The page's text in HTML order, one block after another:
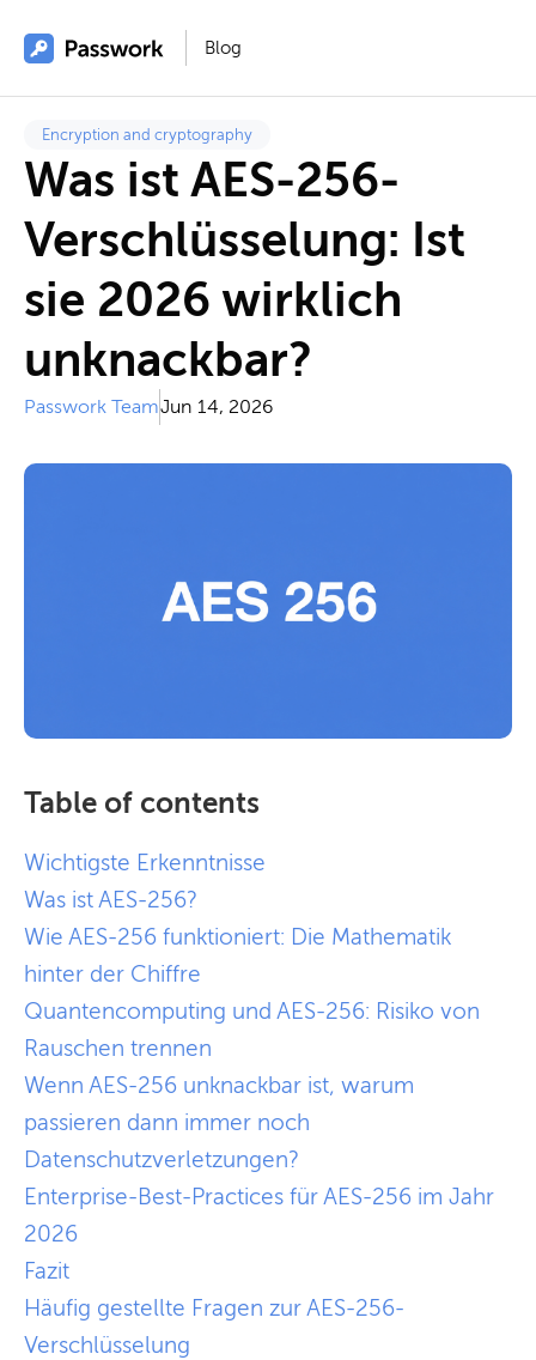
Blog
Encryption and cryptography
Was ist AES-256-
Verschlüsselung: Ist
sie 2026 wirklich
unknackbar?
Passwork TeamJun 14, 2026
Table of contents
Wichtigste Erkenntnisse
Was ist AES-256?
Wie AES-256 funktioniert: Die Mathematik
hinter der Chiffre
Quantencomputing und AES-256: Risiko von
Rauschen trennen
Wenn AES-256 unknackbar ist, warum
passieren dann immer noch
Datenschutzverletzungen?
Enterprise-Best-Practices für AES-256 im Jahr
2026
Fazit
Häufig gestellte Fragen zur AES-256-
Verschlüsselung